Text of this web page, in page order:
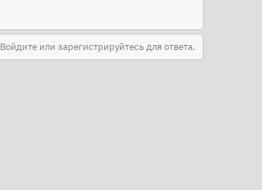
Войдите или зарегистрируйтесь для ответа.